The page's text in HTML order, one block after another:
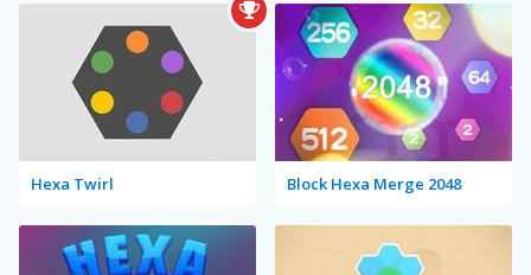
Hexa Twirl Block Hexa Merge 2048